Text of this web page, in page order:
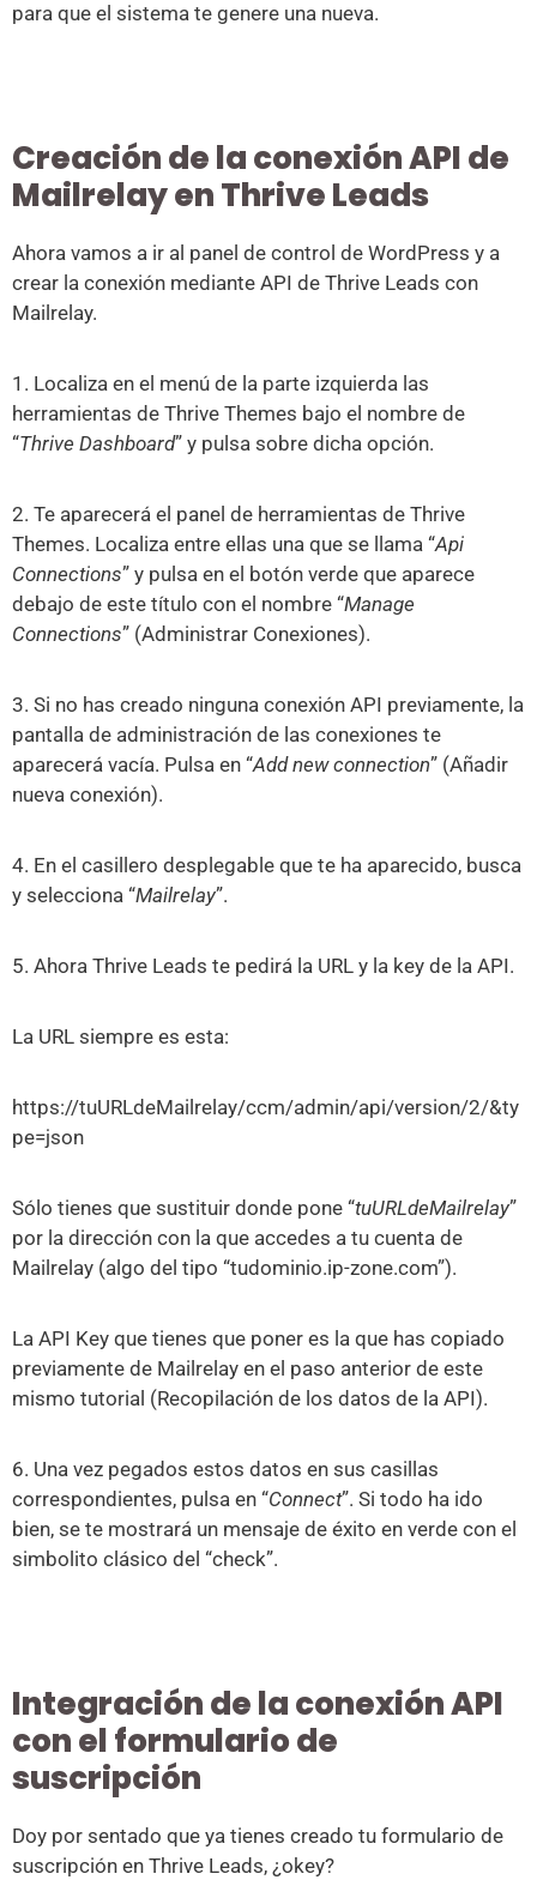
para que el sistema te genere una nueva.
Creación de la conexión API de
Mailrelay en Thrive Leads
Ahora vamos a ir al panel de control de WordPress y a
crear la conexión mediante API de Thrive Leads con
Mailrelay.
1. Localiza en el menú de la parte izquierda las
herramientas de Thrive Themes bajo el nombre de
“Thrive Dashboard” y pulsa sobre dicha opción.
2. Te aparecerá el panel de herramientas de Thrive
Themes. Localiza entre ellas una que se llama “Api
Connections” y pulsa en el botón verde que aparece
debajo de este título con el nombre “Manage
Connections” (Administrar Conexiones).
3. Si no has creado ninguna conexión API previamente, la
pantalla de administración de las conexiones te
aparecerá vacía. Pulsa en “Add new connection” (Añadir
nueva conexión).
4. En el casillero desplegable que te ha aparecido, busca
y selecciona “Mailrelay”.
5. Ahora Thrive Leads te pedirá la URL y la key de la API.
La URL siempre es esta:
https://tuURLdeMailrelay/ccm/admin/api/version/2/&ty
pe=json
Sólo tienes que sustituir donde pone “tuURLdeMailrelay”
por la dirección con la que accedes a tu cuenta de
Mailrelay (algo del tipo “tudominio.ip-zone.com”).
La API Key que tienes que poner es la que has copiado
previamente de Mailrelay en el paso anterior de este
mismo tutorial (Recopilación de los datos de la API).
6. Una vez pegados estos datos en sus casillas
correspondientes, pulsa en “Connect”. Si todo ha ido
bien, se te mostrará un mensaje de éxito en verde con el
simbolito clásico del “check”.
Integración de la conexión API
con el formulario de
suscripción
Doy por sentado que ya tienes creado tu formulario de
suscripción en Thrive Leads, ¿okey?